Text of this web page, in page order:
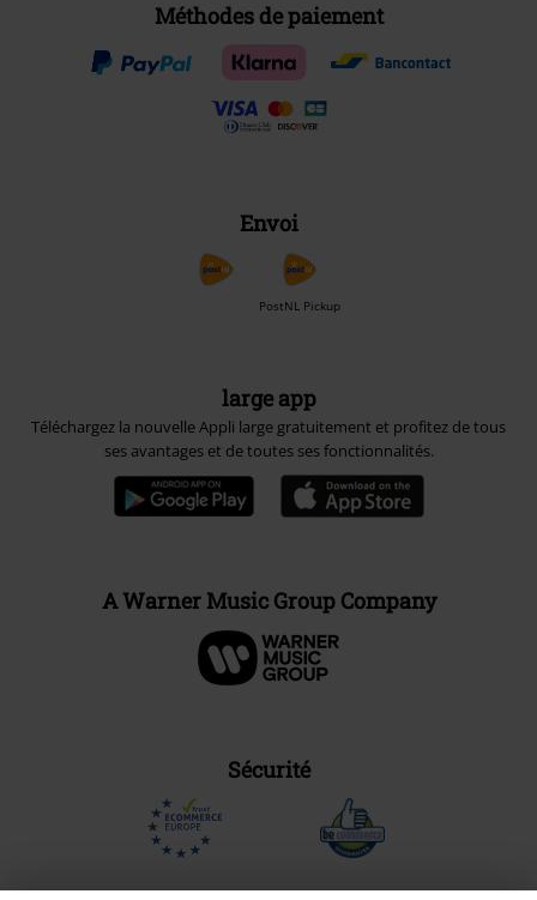
Méthodes de paiement
Envoi
PostNL Pickup
large app
Téléchargez la nouvelle Appli large gratuitement et profitez de tous
ses avantages et de toutes ses fonctionnalités.
A Warner Music Group Company
Sécurité